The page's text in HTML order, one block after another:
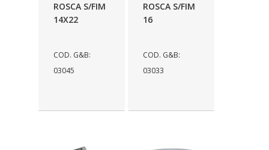
ROSCA S/FIM
14X22
COD. G&B:
03045
ROSCA S/FIM
16
COD. G&B:
03033